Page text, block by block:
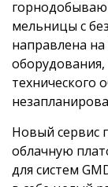
мельницы с
направлена
технического
Новый сервис
облачную
для систем